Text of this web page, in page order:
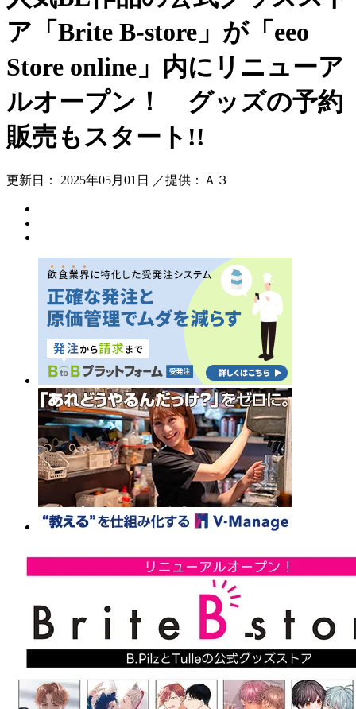
ア「Brite B-store」が「eeo
Store online」内にリニューア
ルオープン！ グッズの予約
販売もスタート!!
更新日： 2025年05月01日 ／提供：Ａ３